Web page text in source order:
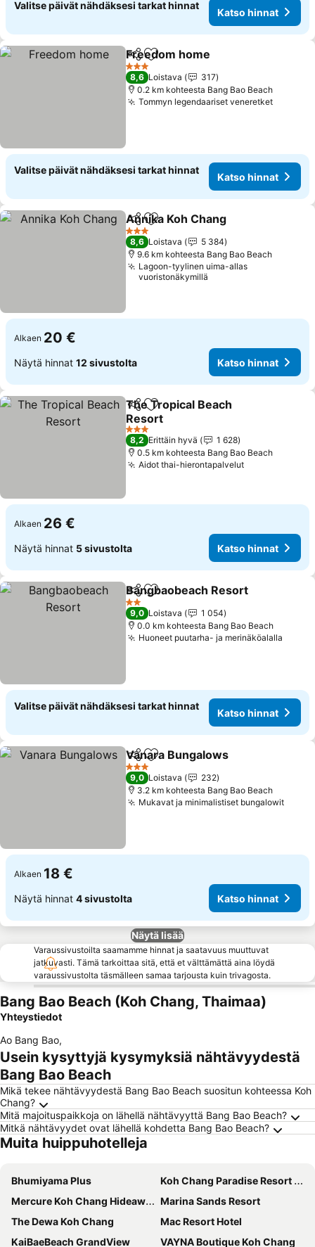
Valitse päivät nähdäksesi tarkat hinnat
Katso hinnat
Jaa Lisää suosikkeihin
Freedom home
3 Tähtiluokitus
8,6 Loistava
317
0.2 km kohteesta Bang Bao Beach
Tommyn legendaariset veneretketKatso
Valitse päivät nähdäksesi tarkat hinnat
Katso hinnat
Jaa Lisää suosikkeihin
Annika Koh Chang
3 Tähtiluokitus
8,6 Loistava
5 384
9.6 km kohteesta Bang Bao Beach
Lagoon-tyylinen uima-allas
vuoristonäkymillä
Alkaen 20 €
Näytä hinnat 12 sivustolta Katso hinnat
Jaa Lisää suosikkeihin
The Tropical Beach
Resort
Katso hinnat
3 Tähtiluokitus
8,2 Erittäin hyvä
1 628
0.5 km kohteesta Bang Bao Beach
Aidot thai-hierontapalvelutKatso hinnat
Alkaen 26 €
Näytä hinnat 5 sivustolta Katso hinnat
Jaa Lisää suosikkeihin
Bangbaobeach Resort
2 Tähtiluokitus
9,0 Loistava
1 054
0.0 km kohteesta Bang Bao Beach
Huoneet puutarha- ja merinäköalalla
Valitse päivät nähdäksesi tarkat hinnat
Katso hinnat
Jaa Lisää suosikkeihin
Vanara Bungalows
3 Tähtiluokitus
9,0 Loistava
232
3.2 km kohteesta Bang Bao Beach
Mukavat ja minimalistiset bungalowit
Alkaen 18 €
Näytä hinnat 4 sivustolta Katso hinnat
Näytä lisää
Varaussivustoilta saamamme hinnat ja saatavuus muuttuvat
jatkuvasti. Tämä tarkoittaa sitä, että et välttämättä aina löydä
varaussivustolta täsmälleen samaa tarjousta kuin trivagosta.
Bang Bao Beach (Koh Chang, Thaimaa)
Yhteystiedot
Ao Bang Bao,
Usein kysyttyjä kysymyksiä nähtävyydestä
Bang Bao Beach
Mikä tekee nähtävyydestä Bang Bao Beach suositun kohteessa Koh
Chang?
Mitä majoituspaikkoja on lähellä nähtävyyttä Bang Bao Beach?
Mitkä nähtävyydet ovat lähellä kohdetta Bang Bao Beach?
Muita huippuhotelleja
Bhumiyama Plus
Koh Chang Paradise Resort & Spa
Mercure Koh Chang Hideaway
Marina Sands Resort
The Dewa Koh Chang
Mac Resort Hotel
KaiBaeBeach GrandView
VAYNA Boutique Koh Chang